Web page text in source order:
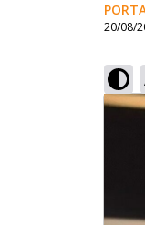
20/08/